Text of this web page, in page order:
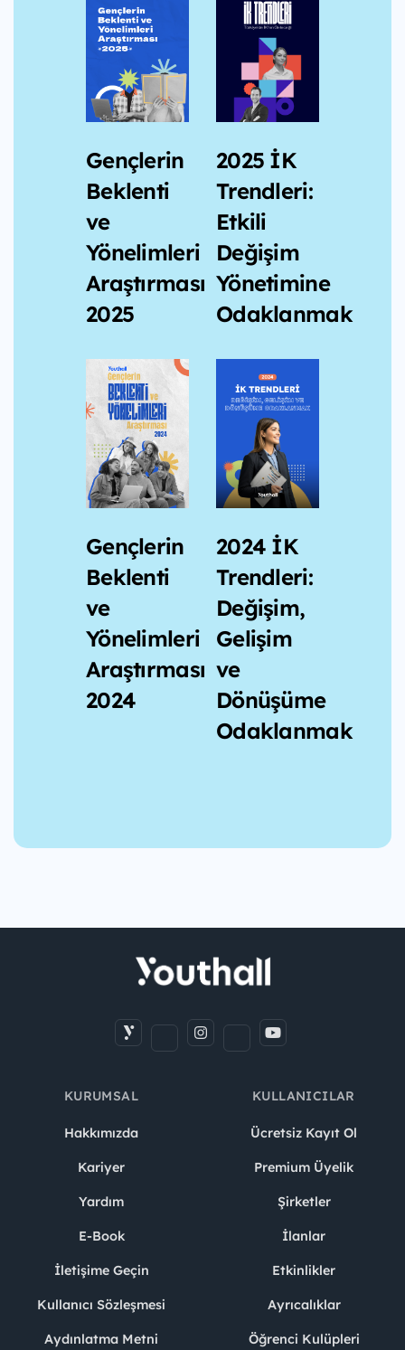
Gençlerin
Beklenti
ve
Yönelimleri
Araştırması
2025
2025 İK
Trendleri:
Etkili
Değişim
Yönetimine
Odaklanmak
Gençlerin
Beklenti
ve
Yönelimleri
Araştırması
2024
2024 İK
Trendleri:
Değişim,
Gelişim
ve
Dönüşüme
Odaklanmak
KURUMSAL
Hakkımızda
Kariyer
Yardım
E-Book
İletişime Geçin
Kullanıcı Sözleşmesi
Aydınlatma Metni
KULLANICILAR
Ücretsiz Kayıt Ol
Premium Üyelik
Şirketler
İlanlar
Etkinlikler
Ayrıcalıklar
Öğrenci Kulüpleri